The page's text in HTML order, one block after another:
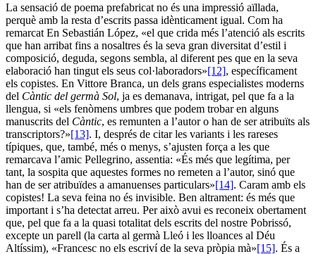
La sensació de poema prefabricat no és una impressió aïllada,
perquè amb la resta d’escrits passa idènticament igual. Com ha
remarcat En Sebastián López, «el que crida més l’atenció als escrits
que han arribat fins a nosaltres és la seva gran diversitat d’estil i
composició, deguda, segons sembla, al diferent pes que en la seva
elaboració han tingut els seus col·laboradors»[12], específicament
els copistes. En Vittore Branca, un dels grans especialistes moderns
del Càntic del germà Sol, ja es demanava, intrigat, pel que fa a la
llengua, si «els fenòmens umbres que podem trobar en alguns
manuscrits del Càntic, es remunten a l’autor o han de ser atribuïts als
transcriptors?»[13]. I, després de citar les variants i les rareses
típiques, que, també, més o menys, s’ajusten força a les que
remarcava l’amic Pellegrino, assentia: «És més que legítima, per
tant, la sospita que aquestes formes no remeten a l’autor, sinó que
han de ser atribuïdes a amanuenses particulars»[14]. Caram amb els
copistes! La seva feina no és invisible. Ben altrament: és més que
important i s’ha detectat arreu. Per això avui es reconeix obertament
que, pel que fa a la quasi totalitat dels escrits del nostre Pobrissó,
excepte un parell (la carta al germà Lleó i les lloances al Déu
Altíssim), «Francesc no els escriví de la seva pròpia mà»[15]. És a